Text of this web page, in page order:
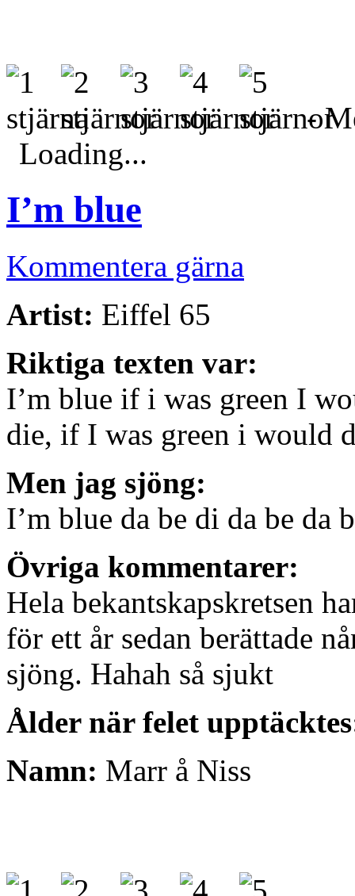
-
Loading...
I’m blue
Kommentera gärna
Artist: Eiffel 65
Riktiga texten var:
I’m blue if i was green I
die, if I was green i would
Men jag sjöng:
I’m blue da be di da be da
Övriga kommentarer:
Hela bekantskapskretsen
för ett år sedan berättade
sjöng. Hahah så sjukt
Ålder när felet
Namn: Marr å Niss